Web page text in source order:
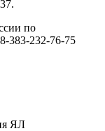
по
383-232-76-75
ЯЛ